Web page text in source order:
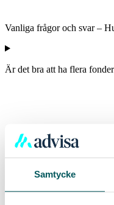
Samtycke
Vanliga frågor och svar –
Är det bra att ha flera